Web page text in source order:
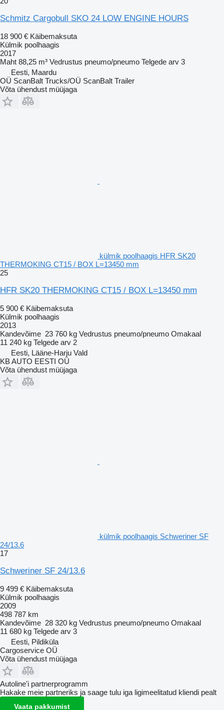
Schmitz Cargobull SKO 24 LOW ENGINE HOURS
18 900 € Käibemaksuta
Külmik poolhaagis
2017
Maht 88,25 m³ Vedrustus pneumo/pneumo Telgede arv 3
Eesti, Maardu
OÜ ScanBalt Trucks/OÜ ScanBalt Trailer
Võta ühendust müüjaga
külmik poolhaagis HFR SK20
THERMOKING CT15 / BOX L=13450 mm
25
HFR SK20 THERMOKING CT15 / BOX L=13450 mm
5 900 € Käibemaksuta
Külmik poolhaagis
2013
Kandevõime 23 760 kg Vedrustus pneumo/pneumo Omakaal
11 240 kg Telgede arv 2
Eesti, Lääne-Harju Vald
KB AUTO EESTI OÜ
Võta ühendust müüjaga
külmik poolhaagis Schweriner SF
24/13.6
17
Schweriner SF 24/13.6
9 499 € Käibemaksuta
Külmik poolhaagis
2009
498 787 km
Kandevõime 28 320 kg Vedrustus pneumo/pneumo Omakaal
11 680 kg Telgede arv 3
Eesti, Pildiküla
Cargoservice OÜ
Võta ühendust müüjaga
Autoline'i partnerprogramm
Hakake meie partneriks ja saage tulu iga ligimeelitatud kliendi pealt
Vaata pakkumist